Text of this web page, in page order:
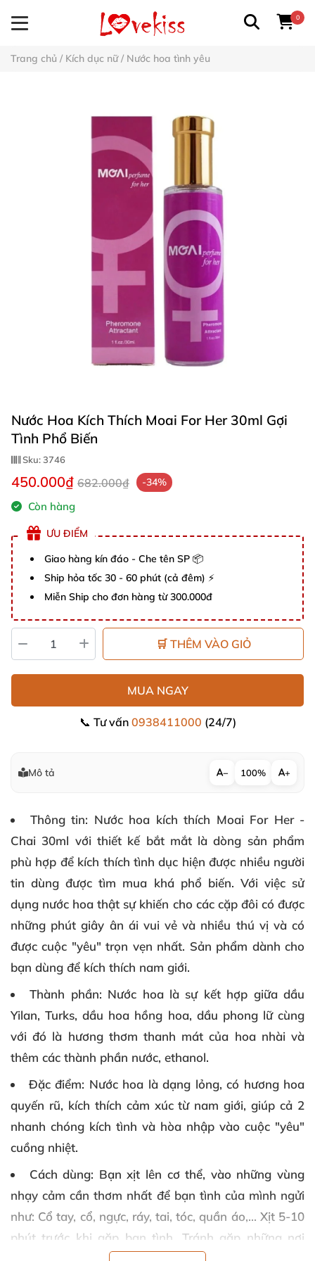
0
Trang chủ / Kích dục nữ/ Nước hoa tình yêu
Nước Hoa Kích Thích Moai For Her 30ml Gợi
Tình Phổ Biến
Sku:3746
450.000₫ 682.000₫ -34%
Còn hàng
ƯU ĐIỂM
Giao hàng kín đáo - Che tên SP 📦
Ship hỏa tốc 30 - 60 phút (cả đêm) ⚡
Miễn Ship cho đơn hàng từ 300.000đ
🛒 THÊM VÀO GIỎ
MUA NGAY
📞 Tư vấn 0938411000 (24/7)
Mô tả − 100% +
Thông tin: Nước hoa kích thích Moai For Her -
Chai 30ml với thiết kế bắt mắt là dòng sản phẩm
phù hợp để kích thích tình dục hiện được nhiều người
tin dùng được tìm mua khá phổ biến. Với việc sử
dụng nước hoa thật sự khiến cho các cặp đôi có được
những phút giây ân ái vui vẻ và nhiều thú vị và có
được cuộc "yêu" trọn vẹn nhất. Sản phẩm dành cho
bạn dùng để kích thích nam giới.
Thành phần: Nước hoa là sự kết hợp giữa dầu
Yilan, Turks, dầu hoa hồng hoa, dầu phong lữ cùng
với đó là hương thơm thanh mát của hoa nhài và
thêm các thành phần nước, ethanol.
Đặc điểm: Nước hoa là dạng lỏng, có hương hoa
quyến rũ, kích thích cảm xúc từ nam giới, giúp cả 2
nhanh chóng kích tình và hòa nhập vào cuộc "yêu"
cuồng nhiệt.
Cách dùng: Bạn xịt lên cơ thể, vào những vùng
nhạy cảm cần thơm nhất để bạn tình của mình ngửi
như: Cổ tay, cổ, ngực, ráy, tai, tóc, quần áo,... Xịt 5-10
phút trước khi gặp bạn tình. Tránh gặp những nơi